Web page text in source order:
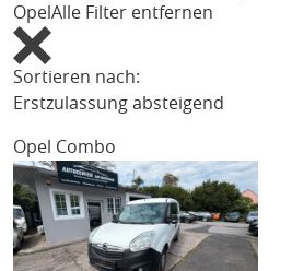
OpelAlle Filter entfernen
Sortieren nach:
Erstzulassung absteigend
Opel Combo